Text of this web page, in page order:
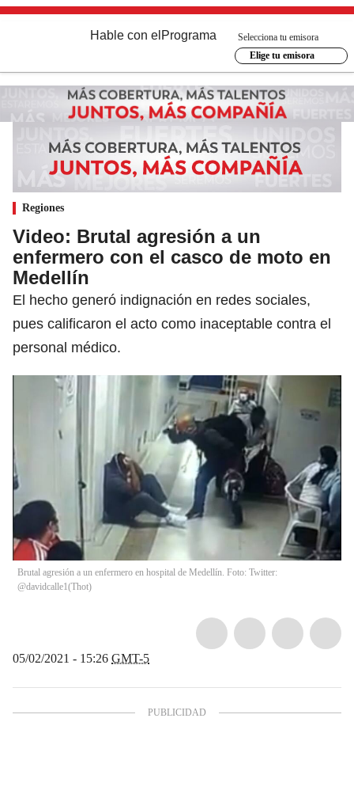
Hable con el Programa
Selecciona tu emisora
Elige tu emisora
Regiones
Video: Brutal agresión a un
enfermero con el casco de moto en
Medellín
El hecho generó indignación en redes sociales,
pues calificaron el acto como inaceptable contra el
personal médico.
Brutal agresión a un enfermero en hospital de Medellín. Foto: Twitter:
@davidcalle1(Thot)
05/02/2021 - 15:26 GMT-5